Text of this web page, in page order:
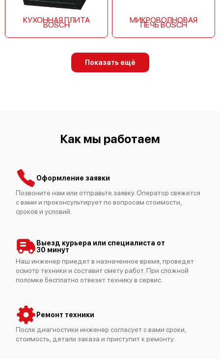
Bosch HSV162PEU
Bosch HSS873KEU
КУХОННАЯ ПЛИТА
BOSCH
МИКРОВОЛНОВАЯ
ПЕЧЬ BOSCH
Показать ещё
Как мы работаем
Оформление заявки
Позвоните нам или отправьте заявку. Оператор свяжется
с вами и проконсультирует по вопросам стоимости,
сроков и условий.
Выезд курьера или специалиста от
30 минут
Наш инженер приедет в назначенное время, проведет
осмотр техники и составит смету работ. При сложной
поломке бесплатно отвезет технику в сервис.
Ремонт техники
После диагностики инженер согласует с вами сроки,
стоимость, детали заказа и приступит к ремонту.